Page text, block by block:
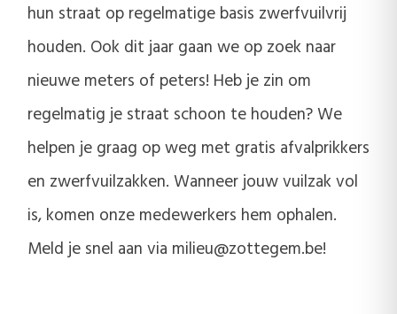
hun straat op regelmatige basis zwerfvuilvrij
houden. Ook dit jaar gaan we op zoek naar
nieuwe meters of peters! Heb je zin om
regelmatig je straat schoon te houden? We
helpen je graag op weg met gratis afvalprikkers
en zwerfvuilzakken. Wanneer jouw vuilzak vol
is, komen onze medewerkers hem ophalen.
Meld je snel aan via milieu@zottegem.be!